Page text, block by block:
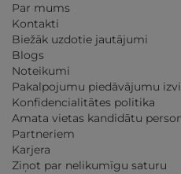
Par mums
Kontakti
Biežāk uzdotie jautājumi
Blogs
Noteikumi
Pakalpojumu piedāvājumu
Konfidencialitātes politika
Amata vietas kandidātu
Partneriem
Karjera
Ziņot par nelikumīgu saturu